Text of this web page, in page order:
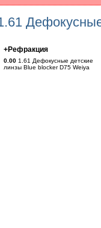
+Рефракция
0.00 1.61 Дефокусные детские
линзы Blue blocker D75 Weiya